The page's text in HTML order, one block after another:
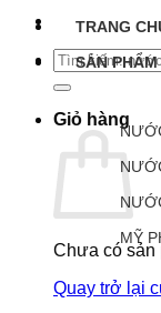
Tìm
kiếm:
Giỏ hàng
Chưa có sản
Quay trở lại
TRANG
SẢN PHẨM
MỸ